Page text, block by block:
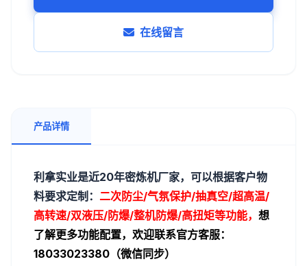
在线留言
产品详情
利拿实业是近20年密炼机厂家， 可以根据客户物
料要求定制： 二次防尘/气氛保护/抽真空/超高温/
高转速/双液压/防爆/整机防爆/高扭矩等功能， 想
了解更多功能配置，欢迎联系官方客服：
18033023380（微信同步）